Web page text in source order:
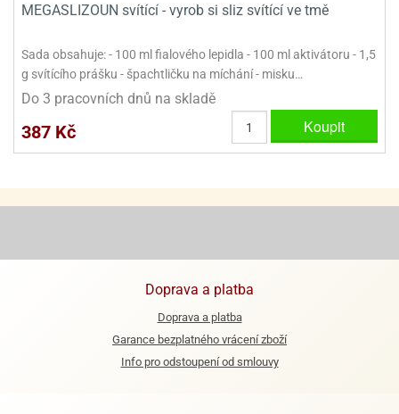
MEGASLIZOUN svítící - vyrob si sliz svítící ve tmě
Sada obsahuje: - 100 ml fialového lepidla - 100 ml aktivátoru - 1,5
g svítícího prášku - špachtličku na míchání - misku…
Do 3 pracovních dnů na skladě
387 Kč Koupit
Doprava a platba
Doprava a platba
Garance bezplatného vrácení zboží
Info pro odstoupení od smlouvy